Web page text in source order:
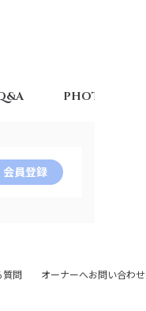
PHOTO
会員登録
質問 オーナーへお問い合わせ